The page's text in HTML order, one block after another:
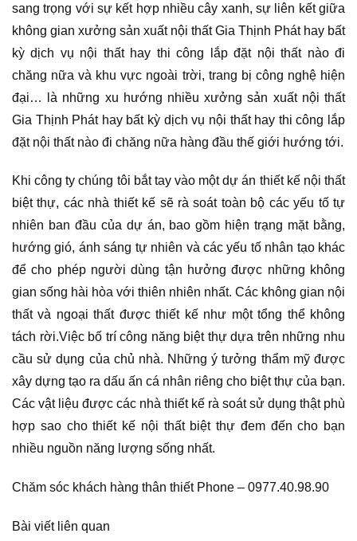
sang trọng với sự kết hợp nhiều cây xanh, sự liên kết giữa
không gian xưởng sản xuất nội thất Gia Thịnh Phát hay bất
kỳ dịch vụ nội thất hay thi công lắp đặt nội thất nào đi
chăng nữa và khu vực ngoài trời, trang bị công nghệ hiện
đại… là những xu hướng nhiều xưởng sản xuất nội thất
Gia Thịnh Phát hay bất kỳ dịch vụ nội thất hay thi công lắp
đặt nội thất nào đi chăng nữa hàng đầu thế giới hướng tới.
Khi công ty chúng tôi bắt tay vào một dự án thiết kế nội thất
biệt thự, các nhà thiết kế sẽ rà soát toàn bộ các yếu tố tự
nhiên ban đầu của dự án, bao gồm hiện trạng mặt bằng,
hướng gió, ánh sáng tự nhiên và các yếu tố nhân tạo khác
để cho phép người dùng tận hưởng được những không
gian sống hài hòa với thiên nhiên nhất. Các không gian nội
thất và ngoại thất được thiết kế như một tổng thể không
tách rời.Việc bố trí công năng biệt thự dựa trên những nhu
cầu sử dụng của chủ nhà. Những ý tưởng thẩm mỹ được
xây dựng tạo ra dấu ấn cá nhân riêng cho biệt thự của bạn.
Các vật liệu được các nhà thiết kế rà soát sử dụng thật phù
hợp sao cho thiết kế nội thất biệt thự đem đến cho bạn
nhiều nguồn năng lượng sống nhất.
Chăm sóc khách hàng thân thiết Phone – 0977.40.98.90
Bài viết liên quan